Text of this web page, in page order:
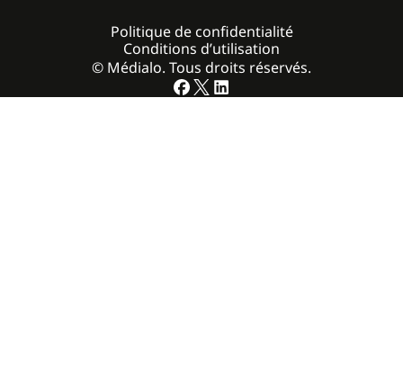
© Médialo. Tous droits réservés.
Politique de confidentialité
Conditions d’utilisation